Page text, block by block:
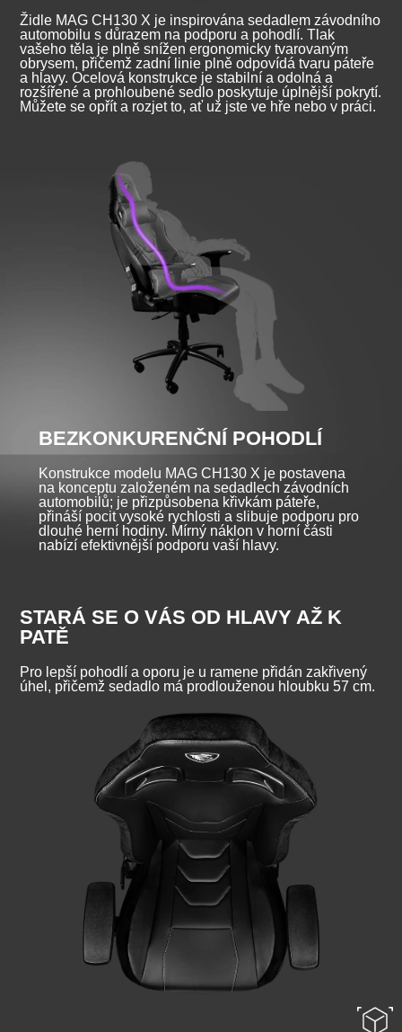
Židle MAG CH130 X je inspirována sedadlem závodního
automobilu s důrazem na podporu a pohodlí. Tlak
vašeho těla je plně snížen ergonomicky tvarovaným
obrysem, přičemž zadní linie plně odpovídá tvaru páteře
a hlavy. Ocelová konstrukce je stabilní a odolná a
rozšířené a prohloubené sedlo poskytuje úplnější pokrytí.
Můžete se opřít a rozjet to, ať už jste ve hře nebo v práci.
BEZKONKURENČNÍ POHODLÍ
Konstrukce modelu MAG CH130 X je postavena
na konceptu založeném na sedadlech závodních
automobilů; je přizpůsobena křivkám páteře,
přináší pocit vysoké rychlosti a slibuje podporu pro
dlouhé herní hodiny. Mírný náklon v horní části
nabízí efektivnější podporu vaší hlavy.
STARÁ SE O VÁS OD HLAVY AŽ K
PATĚ
Pro lepší pohodlí a oporu je u ramene přidán zakřivený
úhel, přičemž sedadlo má prodlouženou hloubku 57 cm.